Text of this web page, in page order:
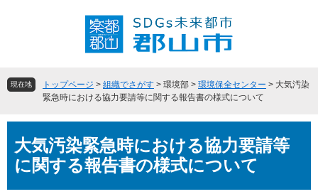
頭
飛現在地 トップページ > 組織でさがす > 環境部 > 環境保全センター > 大気汚染
緊急時における協力要請等に関する報告書の様式について
文大気汚染緊急時における協力要請等
に関する報告書の様式について